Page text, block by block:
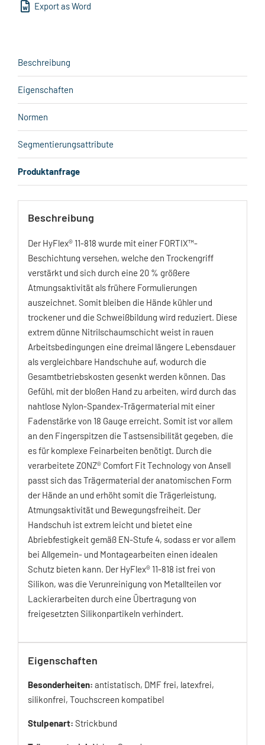
Export as Word
Beschreibung
Eigenschaften
Normen
Segmentierungsattribute
Produktanfrage
Beschreibung
Der HyFlex® 11-818 wurde mit einer FORTIX™-
Beschichtung versehen, welche den Trockengriff
verstärkt und sich durch eine 20 % größere
Atmungsaktivität als frühere Formulierungen
auszeichnet. Somit bleiben die Hände kühler und
trockener und die Schweißbildung wird reduziert. Diese
extrem dünne Nitrilschaumschicht weist in rauen
Arbeitsbedingungen eine dreimal längere Lebensdauer
als vergleichbare Handschuhe auf, wodurch die
Gesamtbetriebskosten gesenkt werden können. Das
Gefühl, mit der bloßen Hand zu arbeiten, wird durch das
nahtlose Nylon-Spandex-Trägermaterial mit einer
Fadenstärke von 18 Gauge erreicht. Somit ist vor allem
an den Fingerspitzen die Tastsensibilität gegeben, die
es für komplexe Feinarbeiten benötigt. Durch die
verarbeitete ZONZ® Comfort Fit Technology von Ansell
passt sich das Trägermaterial der anatomischen Form
der Hände an und erhöht somit die Trägerleistung,
Atmungsaktivität und Bewegungsfreiheit. Der
Handschuh ist extrem leicht und bietet eine
Abriebfestigkeit gemäß EN-Stufe 4, sodass er vor allem
bei Allgemein- und Montagearbeiten einen idealen
Schutz bieten kann. Der HyFlex® 11-818 ist frei von
Silikon, was die Verunreinigung von Metallteilen vor
Lackierarbeiten durch eine Übertragung von
freigesetzten Silikonpartikeln verhindert.
Eigenschaften
Besonderheiten: antistatisch, DMF frei, latexfrei,
silikonfrei, Touchscreen kompatibel
Stulpenart: Strickbund